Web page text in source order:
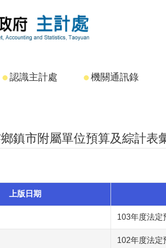
認識主計處 機關通訊錄
鎮市附屬單位預算及綜計表
上版日期
103年度法定
102年度法定